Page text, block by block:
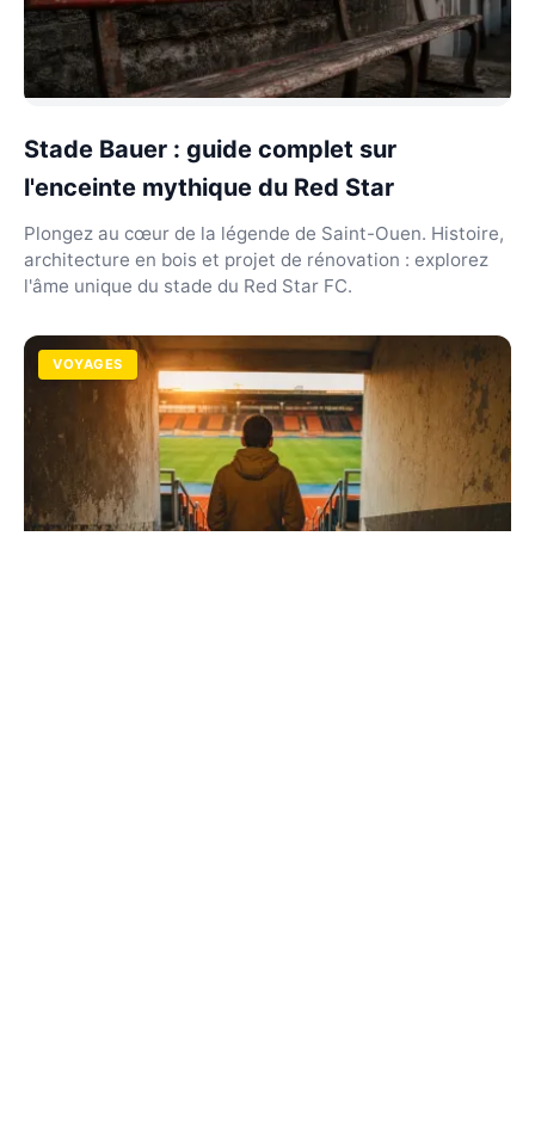
Stade Bauer : guide complet sur
l'enceinte mythique du Red Star
Plongez au cœur de la légende de Saint-Ouen. Histoire,
architecture en bois et projet de rénovation : explorez
l'âme unique du stade du Red Star FC.
VOYAGES